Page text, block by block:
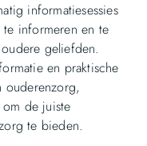
informatiesessies
informeren en te
geliefden.
en praktische
ouderenzorg,
de juiste
te bieden.